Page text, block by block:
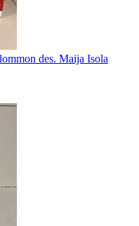
des. Maija Isola